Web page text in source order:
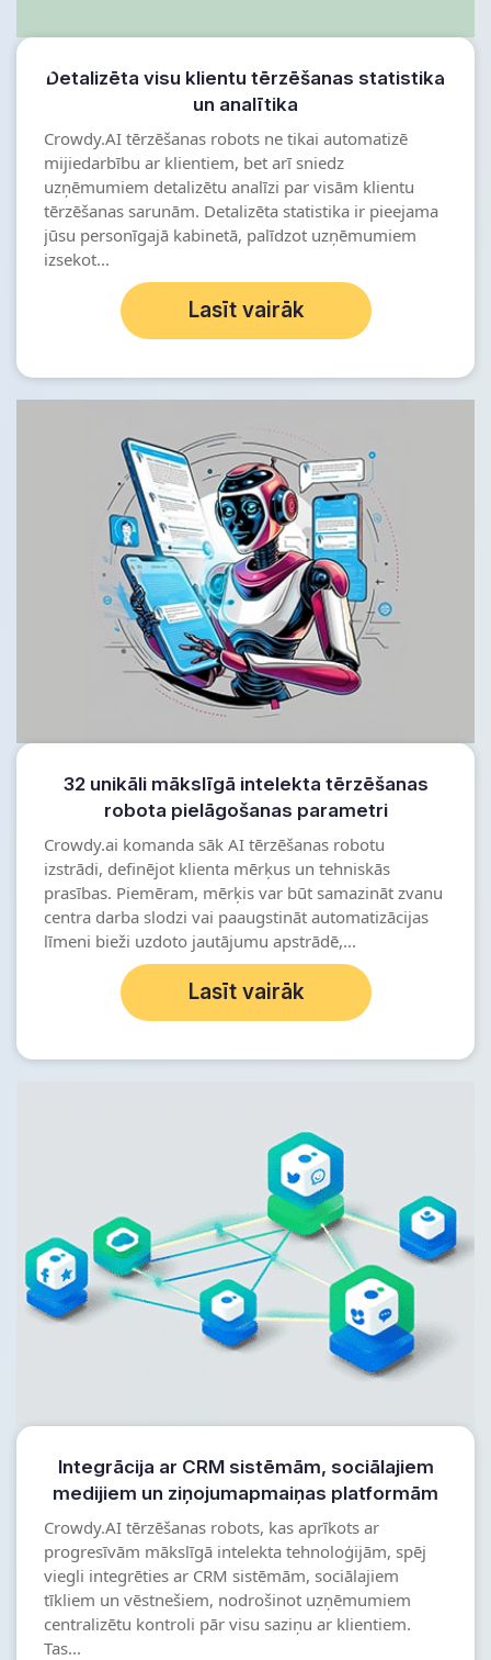
Detalizēta visu klientu tērzēšanas statistika
un analītika
Crowdy.AI tērzēšanas robots ne tikai automatizē
mijiedarbību ar klientiem, bet arī sniedz
uzņēmumiem detalizētu analīzi par visām klientu
tērzēšanas sarunām. Detalizēta statistika ir pieejama
jūsu personīgajā kabinetā, palīdzot uzņēmumiem
izsekot...
Lasīt vairāk
32 unikāli mākslīgā intelekta tērzēšanas
robota pielāgošanas parametri
Crowdy.ai komanda sāk AI tērzēšanas robotu
izstrādi, definējot klienta mērķus un tehniskās
prasības. Piemēram, mērķis var būt samazināt zvanu
centra darba slodzi vai paaugstināt automatizācijas
līmeni bieži uzdoto jautājumu apstrādē,...
Lasīt vairāk
Integrācija ar CRM sistēmām, sociālajiem
medijiem un ziņojumapmaiņas platformām
Crowdy.AI tērzēšanas robots, kas aprīkots ar
progresīvām mākslīgā intelekta tehnoloģijām, spēj
viegli integrēties ar CRM sistēmām, sociālajiem
tīkliem un vēstnešiem, nodrošinot uzņēmumiem
centralizētu kontroli pār visu saziņu ar klientiem.
Tas...